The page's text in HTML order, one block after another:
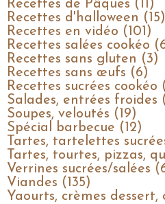
Recettes de Pâques (11)
Recettes d'halloween (15)
Recettes en vidéo (101)
Recettes salées cookéo
Recettes sans gluten (3)
Recettes sans œufs (6)
Recettes sucrées cookéo
Salades, entrées froides
Soupes, veloutés (19)
Spécial barbecue (12)
Tartes, tartelettes
Tartes, tourtes, pizzas,
Verrines sucrées/salées
Viandes (135)
Yaourts, crèmes dessert,